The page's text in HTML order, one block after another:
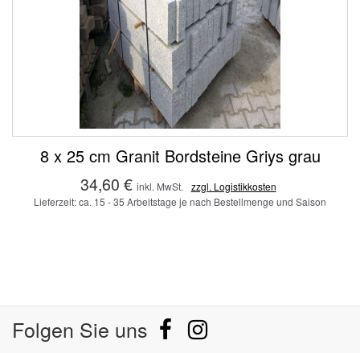
8 x 25 cm Granit Bordsteine Griys grau
34,60 € inkl. MwSt.
zzgl. Logistikkosten
Lieferzeit: ca. 15 - 35 Arbeitstage je nach Bestellmenge und Saison
Folgen Sie uns